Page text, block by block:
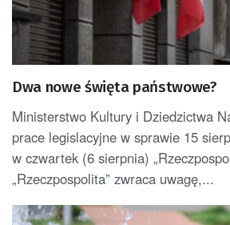
Dwa nowe święta państwowe?
Ministerstwo Kultury i Dziedzictwa
prace legislacyjne w sprawie 15
w czwartek (6 sierpnia)
„Rzeczpospolita” zwraca uwagę,...